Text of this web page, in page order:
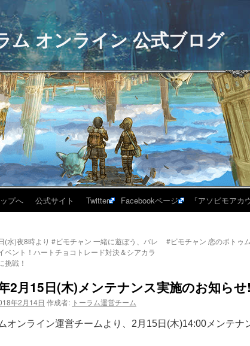
ム オンライン 公式ブログ
プへ 公式サイト Twitter Facebookページ 『アソビモアカ
(水)夜8時より #ビモチャン 一緒に遊ぼう、バレ
ベント！ハートチョコトレード対決＆シアカラ
挑戦！
#ビモチャン 恋のポトゥ
2月15日(木)メンテナンス実施のお知ら
年2月14日 作成者: トーラム運営チーム
オンライン運営チームより、2月15日(木)14:00メンテナ